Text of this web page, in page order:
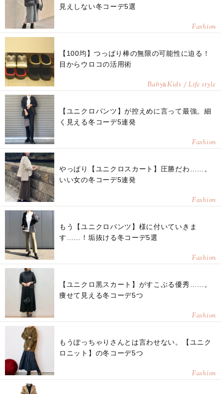
見えしない冬コーデ5選
Fashion
【100均】つっぱり棒の無限の可能性に迫る！
目からウロコの活用術
Baby&Kids / Life style
【ユニクロパンツ】が控えめに言って最強。細
く見える冬コーデ5連発
Fashion
やっぱり【ユニクロスカート】圧勝だわ……。
いい女の冬コーデ5連発
Fashion
もう【ユニクロパンツ】様に付いていきま
す……！垢抜ける冬コーデ5選
Fashion
【ユニクロ黒スカート】がすこぶる優秀……。
痩せて見える冬コーデ5つ
Fashion
もうぽっちゃりさんとは言わせない。【ユニク
ロニット】の冬コーデ5つ
Fashion